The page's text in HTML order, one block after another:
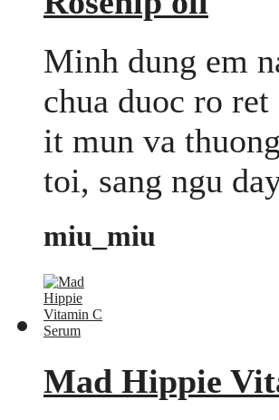
Minh dung em
chua duoc ro
it mun va
toi, sang ngu
miu_miu
Mad Hippie